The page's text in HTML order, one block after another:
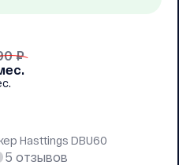
₽
Hasttings DBU60
5 отзывов